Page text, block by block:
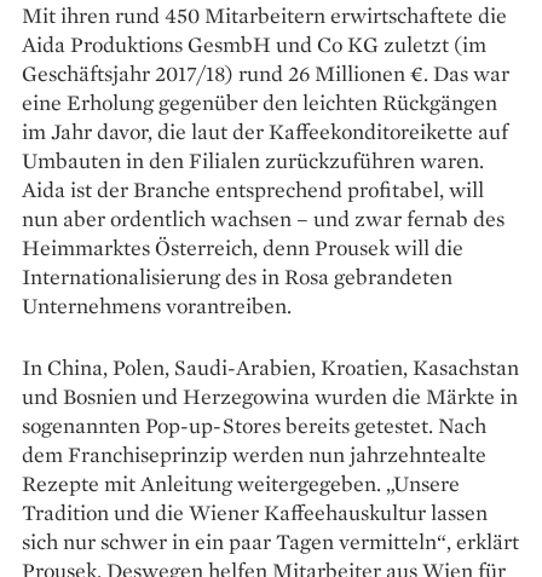
Mit ihren rund 450 Mitarbeitern erwirtschaftete die
Aida Produktions GesmbH und Co KG zuletzt (im
Geschäftsjahr 2017/18) rund 26 Millionen €. Das war
eine Erholung gegenüber den leichten Rückgängen
im Jahr davor, die laut der Kaffeekonditoreikette auf
Umbauten in den Filialen zurückzuführen waren.
Aida ist der Branche entsprechend profitabel, will
nun aber ordentlich wachsen – und zwar fernab des
Heimmarktes ­Österreich, denn Prousek will die
Internationalisierung des in Rosa gebrandeten
Unternehmens vorantreiben.
In China, Polen, Saudi-Arabien, Kroatien, Kasachstan
und Bosnien und Herzegowina wurden die Märkte in
sogenannten Pop-up-Stores bereits getestet. Nach
dem Franchiseprinzip werden nun jahrzehntealte
Rezepte mit Anleitung weitergegeben. „Unsere
Tradition und die Wiener Kaffeehauskultur lassen
sich nur schwer in ein paar Tagen vermitteln“, erklärt
Prousek. Deswegen helfen Mitarbeiter aus Wien für